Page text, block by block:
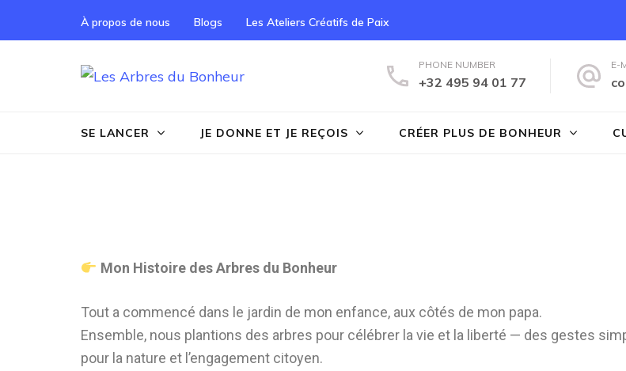
À propos de nous Blogs Les Ateliers Créatifs de Paix
Les Arbres du Bonheur
PHONE NUMBER
+32 495 94 01 77
E-
SE LANCER JE DONNE ET JE REÇOIS CRÉER PLUS DE BONHEUR
Mon Histoire des Arbres du Bonheur
Tout a commencé dans le jardin de mon enfance, aux côtés de mon papa.
Ensemble, nous plantions des arbres pour célébrer la vie et la liberté — des gestes
pour la nature et l’engagement citoyen.